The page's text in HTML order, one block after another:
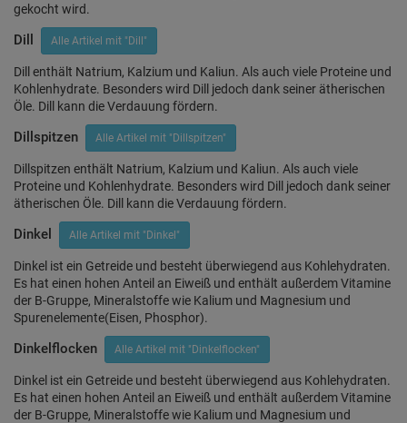
gekocht wird.
Dill Alle Artikel mit "Dill"
Dill enthält Natrium, Kalzium und Kaliun. Als auch viele Proteine und
Kohlenhydrate. Besonders wird Dill jedoch dank seiner ätherischen
Öle. Dill kann die Verdauung fördern.
Dillspitzen Alle Artikel mit "Dillspitzen"
Dillspitzen enthält Natrium, Kalzium und Kaliun. Als auch viele
Proteine und Kohlenhydrate. Besonders wird Dill jedoch dank seiner
ätherischen Öle. Dill kann die Verdauung fördern.
Dinkel Alle Artikel mit "Dinkel"
Dinkel ist ein Getreide und besteht überwiegend aus Kohlehydraten.
Es hat einen hohen Anteil an Eiweiß und enthält außerdem Vitamine
der B-Gruppe, Mineralstoffe wie Kalium und Magnesium und
Spurenelemente(Eisen, Phosphor).
Dinkelflocken Alle Artikel mit "Dinkelflocken"
Dinkel ist ein Getreide und besteht überwiegend aus Kohlehydraten.
Es hat einen hohen Anteil an Eiweiß und enthält außerdem Vitamine
der B-Gruppe, Mineralstoffe wie Kalium und Magnesium und